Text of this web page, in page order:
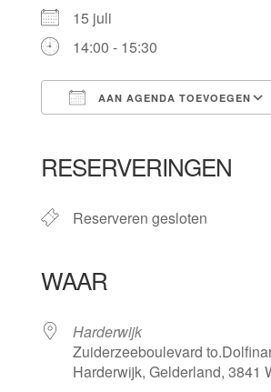
15 juli
14:00 - 15:30
AAN AGENDA TOEVOEGEN
RESERVERINGEN
Reserveren gesloten
WAAR
Harderwijk
Zuiderzeeboulevard
Harderwijk, Gelderland, 3841